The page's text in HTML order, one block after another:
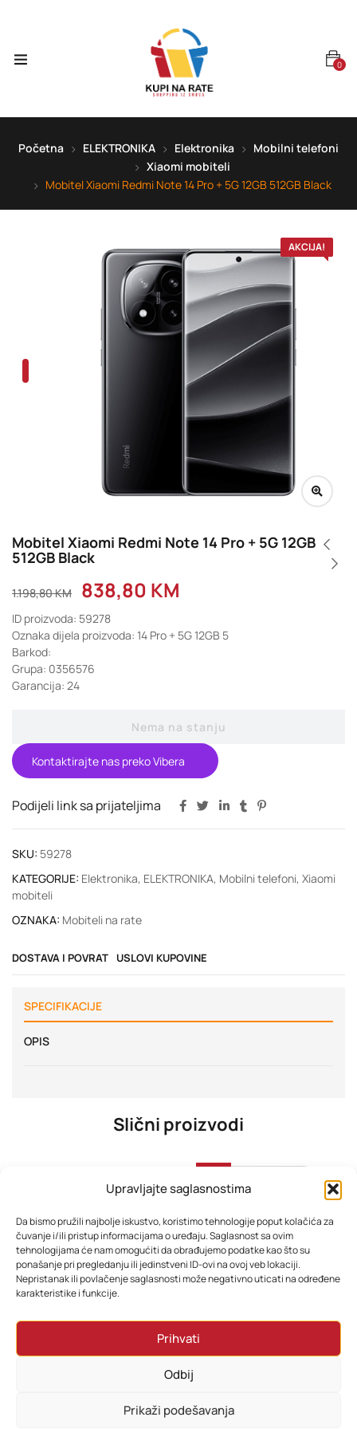
Upravljajte saglasnostima
Da bismo pružili najbolje iskustvo, koristimo tehnologije poput kolačića za
čuvanje i/ili pristup informacijama o uređaju. Saglasnost sa ovim
tehnologijama će nam omogućiti da obrađujemo podatke kao što su
ponašanje pri pregledanju ili jedinstveni ID-ovi na ovoj veb lokaciji.
Nepristanak ili povlačenje saglasnosti može negativno uticati na određene
karakteristike i funkcije.
Prihvati
Odbij
Prikaži podešavanja
0
Početna ELEKTRONIKA Elektronika
Mobilni telefoni
Xiaomi mobiteli
Mobitel Xiaomi Redmi Note 14 Pro + 5G 12GB 512GB Black
AKCIJA!
Mobitel Xiaomi Redmi Note 14 Pro + 5G 12GB
512GB Black
1.198,80KM 838,80 KM
ID proizvoda: 59278
Oznaka dijela proizvoda: 14 Pro + 5G 12GB 5
Barkod:
Grupa: 0356576
Garancija: 24
Nema na stanju
Kontaktirajte nas preko Vibera
Podijeli link sa prijateljima
SKU: 59278
KATEGORIJE: Elektronika, ELEKTRONIKA, Mobilni telefoni, Xiaomi
mobiteli
OZNAKA: Mobiteli na rate
DOSTAVA I POVRAT USLOVI KUPOVINE
SPECIFIKACIJE
OPIS
Slični proizvodi
-29%